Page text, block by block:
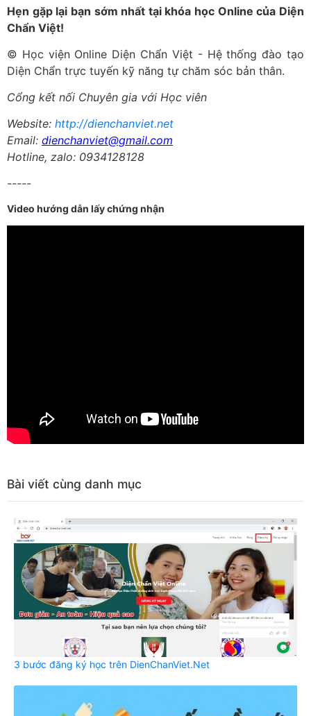
Hẹn gặp lại bạn sớm nhất tại khóa học Online của Diện
Chẩn Việt!
© Học viện Online Diện Chẩn Việt - Hệ thống đào tạo
Diện Chẩn trực tuyến kỹ năng tự chăm sóc bản thân.
Cổng kết nối Chuyên gia với Học viên
Website: http://dienchanviet.net
Email: dienchanviet@gmail.com
Hotline, zalo: 0934128128
-----
Video hướng dẫn lấy chứng nhận
Bài viết cùng danh mục
3 bước đăng ký học trên DienChanViet.Net